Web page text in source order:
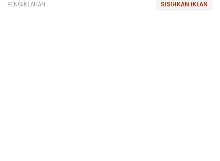
SISIHKAN IKLAN
PENGIKLANAN